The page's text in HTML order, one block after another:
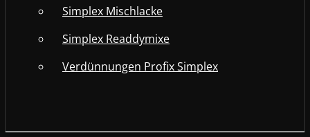
Simplex Mischlacke
Simplex Readdymixe
Verdünnungen Profix Simplex